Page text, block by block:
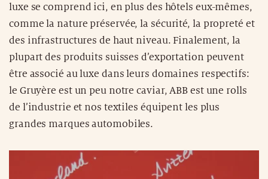
luxe se comprend ici, en plus des hôtels eux-mêmes,
comme la nature préservée, la sécurité, la propreté et
des infrastructures de haut niveau. Finalement, la
plupart des produits suisses d’exportation peuvent
être associé au luxe dans leurs domaines respectifs:
le Gruyère est un peu notre caviar, ABB est une rolls
de l’industrie et nos textiles équipent les plus
grandes marques automobiles.